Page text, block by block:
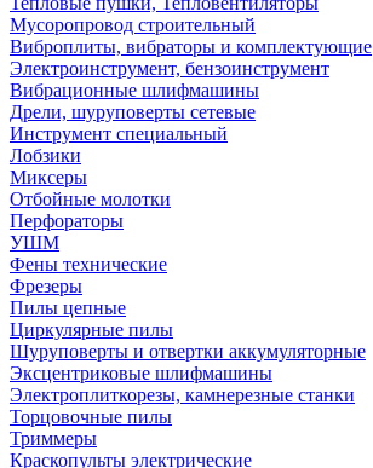
Мусоропровод строительный
Виброплиты, вибраторы и комплектующие
Электроинструмент, бензоинструмент
Вибрационные шлифмашины
Дрели, шуруповерты сетевые
Инструмент специальный
Лобзики
Миксеры
Отбойные молотки
Перфораторы
УШМ
Фены технические
Фрезеры
Пилы цепные
Циркулярные пилы
Шуруповерты и отвертки аккумуляторные
Эксцентриковые шлифмашины
Электроплиткорезы, камнерезные станки
Торцовочные пилы
Триммеры
Краскопульты электрические